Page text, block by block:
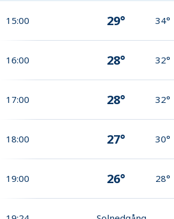
15:00 29° 34°
16:00 28° 32°
17:00 28° 32°
18:00 27° 30°
19:00 26° 28°